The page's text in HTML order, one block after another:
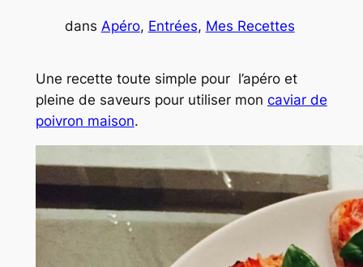
dans Apéro, Entrées, Mes Recettes
Une recette toute simple pour l’apéro et
pleine de saveurs pour utiliser mon caviar de
poivron maison.